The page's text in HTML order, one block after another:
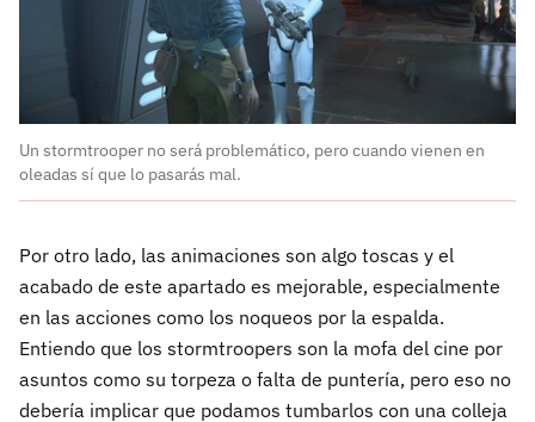
Un stormtrooper no será problemático, pero cuando vienen en
oleadas sí que lo pasarás mal.
Por otro lado, las animaciones son algo toscas y el
acabado de este apartado es mejorable, especialmente
en las acciones como los noqueos por la espalda.
Entiendo que los stormtroopers son la mofa del cine por
asuntos como su torpeza o falta de puntería, pero eso no
debería implicar que podamos tumbarlos con una colleja